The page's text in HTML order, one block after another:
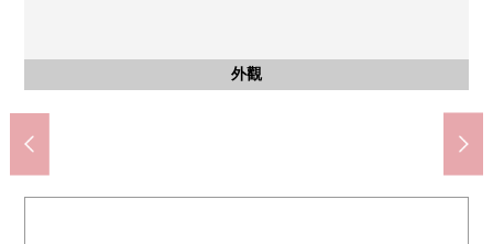
外觀
客廳
約13.2張塌塌米LDK
客廳
約13.2張塌塌米LDK
客廳
約13.2張塌塌米LDK
客廳
約13.2張塌塌米LDK
其他
櫃台
廚房
廚房
陽台
廚房
3份爐子
廚房
洗滌槽
公共汽車
洗臉
洗臉
廁所
西式房間
約5.0張塌塌米
西式房間
約5.0張塌塌米
西式房間
約5.0張塌塌米
收納
約5.0張塌塌米西式房間
室內
約7.0張塌塌米
西式房間
約7.0張塌塌米
西式房間
約7.0張塌塌米
收納
嵌入式衣櫃
西式房間
約6.6張塌塌米
西式房間
約6.6張塌塌米
西式房間
約6.6張塌塌米
收納
約6.6張塌塌米西式房間
陽台
室內
門口
入口
入口
入口
共有部分
信箱
共有部分
宅配保管櫃
停車場
停車場
共有部分
腳踏車停放處
外觀
Sunny堤店(約350m)
Lawson城南堤店(約20m)
福岡堤岸郵局(約310m)
福岡市立堤岸小學(約150m)
長尾中學(約1140m)